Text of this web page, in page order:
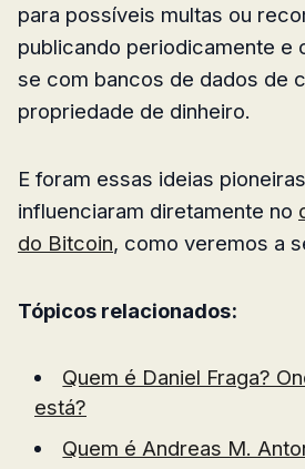
para possíveis multas ou
publicando periodicamente e
se com bancos de dados de
propriedade de dinheiro.
E foram essas ideias
influenciaram diretamente no
do Bitcoin, como veremos a
Tópicos relacionados:
Quem é Daniel Fraga?
está?
Quem é Andreas M.